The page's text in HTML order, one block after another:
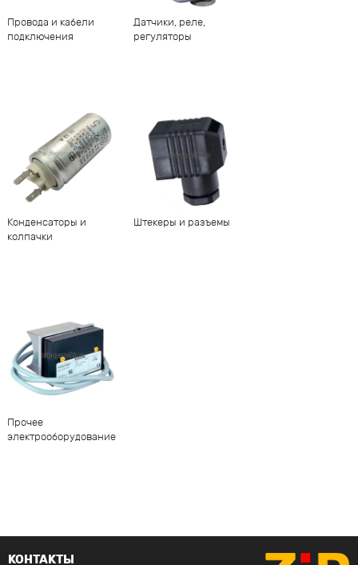
Провода и кабели
подключения
Датчики, реле,
регуляторы
Конденсаторы и
колпачки
Штекеры и разъемы
Прочее
электрооборудование
КОНТАКТЫ